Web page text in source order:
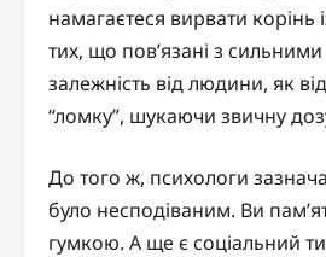
намагаєтеся вирвати
тих, що пов’язані з
залежність від людини, як
“ломку”, шукаючи звичну
До того ж, психологи
було несподіваним. Ви
гумкою. А ще є соціальний